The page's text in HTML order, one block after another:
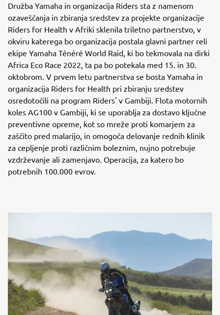
Družba Yamaha in organizacija Riders sta z namenom
ozaveščanja in zbiranja sredstev za projekte organizacije
Riders for Health v Afriki sklenila triletno partnerstvo, v
okviru katerega bo organizacija postala glavni partner reli
ekipe Yamaha Ténéré World Raid, ki bo tekmovala na dirki
Africa Eco Race 2022, ta pa bo potekala med 15. in 30.
oktobrom. V prvem letu partnerstva se bosta Yamaha in
organizacija Riders for Health pri zbiranju sredstev
osredotočili na program Riders' v Gambiji. Flota motornih
koles AG100 v Gambiji, ki se uporablja za dostavo ključne
preventivne opreme, kot so mreže proti komarjem za
zaščito pred malarijo, in omogoča delovanje rednih klinik
za cepljenje proti različnim boleznim, nujno potrebuje
vzdrževanje ali zamenjavo. Operacija, za katero bo
potrebnih 100.000 evrov.